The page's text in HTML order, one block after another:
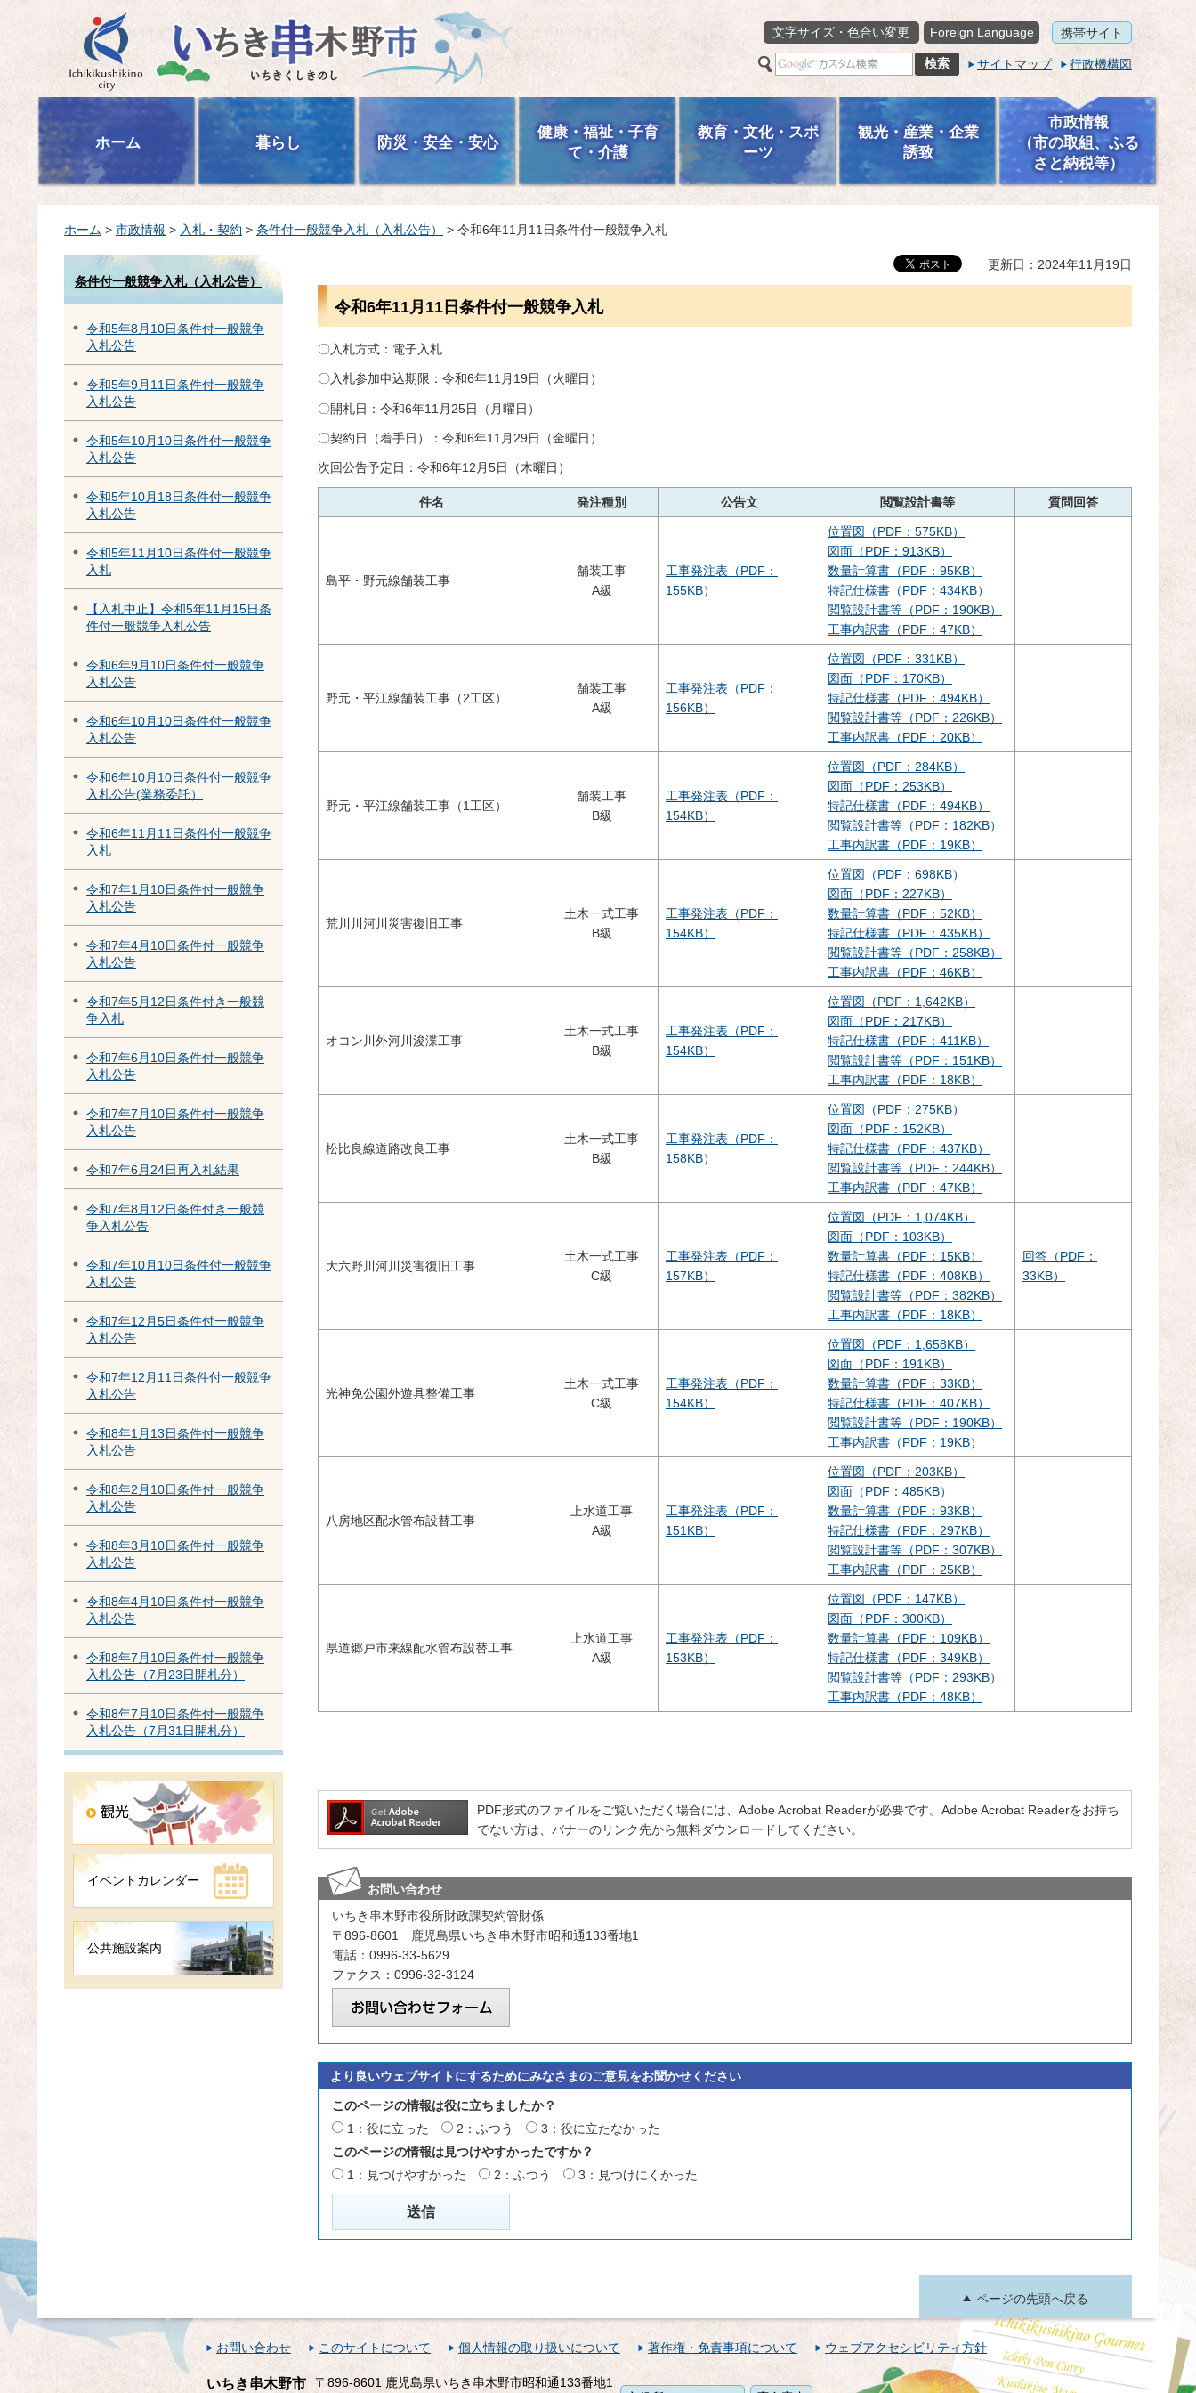
いちき串木野市
文字サイズ・色合い変更
Foreign Language 携帯サイト
サイトマップ 行政機構図
ホーム 暮らし 防災・安全・安心
健康・福祉・子育
て・介護
教育・文化・スポ
ーツ
観光・産業・企業
誘致
市政情報
（市の取組、ふる
さと納税等）
ホーム > 市政情報 > 入札・契約 > 条件付一般競争入札（入札公告） > 令和6年11月11日条件付一般競争入札
条件付一般競争入札（入札公告）
令和5年8月10日条件付一般競争
入札公告
令和5年9月11日条件付一般競争
入札公告
令和5年10月10日条件付一般競争
入札公告
令和5年10月18日条件付一般競争
入札公告
令和5年11月10日条件付一般競争
入札
【入札中止】令和5年11月15日条
件付一般競争入札公告
令和6年9月10日条件付一般競争
入札公告
令和6年10月10日条件付一般競争
入札公告
令和6年10月10日条件付一般競争
入札公告(業務委託）
令和6年11月11日条件付一般競争
入札
令和7年1月10日条件付一般競争
入札公告
令和7年4月10日条件付一般競争
入札公告
令和7年5月12日条件付き一般競
争入札
令和7年6月10日条件付一般競争
入札公告
令和7年7月10日条件付一般競争
入札公告
令和7年6月24日再入札結果
令和7年8月12日条件付き一般競
争入札公告
令和7年10月10日条件付一般競争
入札公告
令和7年12月5日条件付一般競争
入札公告
令和7年12月11日条件付一般競争
入札公告
令和8年1月13日条件付一般競争
入札公告
令和8年2月10日条件付一般競争
入札公告
令和8年3月10日条件付一般競争
入札公告
令和8年4月10日条件付一般競争
入札公告
令和8年7月10日条件付一般競争
入札公告（7月23日開札分）
令和8年7月10日条件付一般競争
入札公告（7月31日開札分）
イベントカレンダー
公共施設案内
更新日：2024年11月19日
令和6年11月11日条件付一般競争入札
〇入札方式：電子入札
〇入札参加申込期限：令和6年11月19日（火曜日）
〇開札日：令和6年11月25日（月曜日）
〇契約日（着手日）：令和6年11月29日（金曜日）
次回公告予定日：令和6年12月5日（木曜日）
件名 発注種別 公告文 閲覧設計書等 質問回答
島平・野元線舗装工事
舗装工事
A級
工事発注表（PDF：
155KB）
位置図（PDF：575KB）
図面（PDF：913KB）
数量計算書（PDF：95KB）
特記仕様書（PDF：434KB）
閲覧設計書等（PDF：190KB）
工事内訳書（PDF：47KB）
野元・平江線舗装工事（2工区）
舗装工事
A級
工事発注表（PDF：
156KB）
位置図（PDF：331KB）
図面（PDF：170KB）
特記仕様書（PDF：494KB）
閲覧設計書等（PDF：226KB）
工事内訳書（PDF：20KB）
野元・平江線舗装工事（1工区）
舗装工事
B級
工事発注表（PDF：
154KB）
位置図（PDF：284KB）
図面（PDF：253KB）
特記仕様書（PDF：494KB）
閲覧設計書等（PDF：182KB）
工事内訳書（PDF：19KB）
荒川川河川災害復旧工事
土木一式工事
B級
工事発注表（PDF：
154KB）
位置図（PDF：698KB）
図面（PDF：227KB）
数量計算書（PDF：52KB）
特記仕様書（PDF：435KB）
閲覧設計書等（PDF：258KB）
工事内訳書（PDF：46KB）
オコン川外河川浚渫工事
土木一式工事
B級
工事発注表（PDF：
154KB）
位置図（PDF：1,642KB）
図面（PDF：217KB）
特記仕様書（PDF：411KB）
閲覧設計書等（PDF：151KB）
工事内訳書（PDF：18KB）
松比良線道路改良工事
土木一式工事
B級
工事発注表（PDF：
158KB）
位置図（PDF：275KB）
図面（PDF：152KB）
特記仕様書（PDF：437KB）
閲覧設計書等（PDF：244KB）
工事内訳書（PDF：47KB）
大六野川河川災害復旧工事
土木一式工事
C級
工事発注表（PDF：
157KB）
位置図（PDF：1,074KB）
図面（PDF：103KB）
数量計算書（PDF：15KB）
特記仕様書（PDF：408KB）
閲覧設計書等（PDF：382KB）
工事内訳書（PDF：18KB）
回答（PDF：
33KB）
光神免公園外遊具整備工事
土木一式工事
C級
工事発注表（PDF：
154KB）
位置図（PDF：1,658KB）
図面（PDF：191KB）
数量計算書（PDF：33KB）
特記仕様書（PDF：407KB）
閲覧設計書等（PDF：190KB）
工事内訳書（PDF：19KB）
八房地区配水管布設替工事
上水道工事
A級
工事発注表（PDF：
151KB）
位置図（PDF：203KB）
図面（PDF：485KB）
数量計算書（PDF：93KB）
特記仕様書（PDF：297KB）
閲覧設計書等（PDF：307KB）
工事内訳書（PDF：25KB）
県道郷戸市来線配水管布設替工事
上水道工事
A級
工事発注表（PDF：
153KB）
位置図（PDF：147KB）
図面（PDF：300KB）
数量計算書（PDF：109KB）
特記仕様書（PDF：349KB）
閲覧設計書等（PDF：293KB）
工事内訳書（PDF：48KB）
PDF形式のファイルをご覧いただく場合には、Adobe Acrobat Readerが必要です。Adobe Acrobat Readerをお持ち
でない方は、バナーのリンク先から無料ダウンロードしてください。
お問い合わせ
いちき串木野市役所財政課契約管財係
〒896-8601 鹿児島県いちき串木野市昭和通133番地1
電話：0996-33-5629
ファクス：0996-32-3124
より良いウェブサイトにするためにみなさまのご意見をお聞かせください
このページの情報は役に立ちましたか？
1：役に立った
2：ふつう
3：役に立たなかった
このページの情報は見つけやすかったですか？
1：見つけやすかった
2：ふつう 3：見つけにくかった
ページの先頭へ戻る
お問い合わせ このサイトについて 個人情報の取り扱いについて 著作権・免責事項について ウェブアクセシビリティ方針
いちき串木野市
〒896-8601 鹿児島県いちき串木野市昭和通133番地1